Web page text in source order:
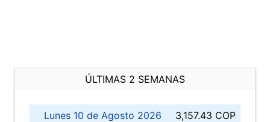
ÚLTIMAS 2 SEMANAS
Lunes 10 de Agosto 2026
3,157.43 COP